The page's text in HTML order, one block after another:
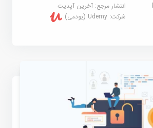
انتشار مرجع:آخرین آپدیت
شرکت:Udemy (یودمی)